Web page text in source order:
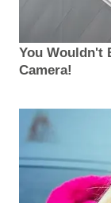
You Wouldn't
Camera!